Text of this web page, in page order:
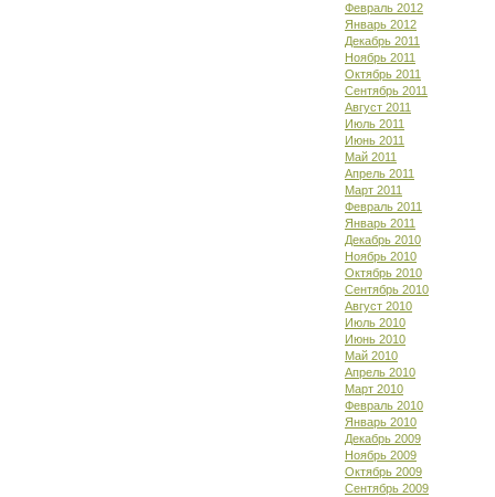
Февраль 2012
Январь 2012
Декабрь 2011
Ноябрь 2011
Октябрь 2011
Сентябрь 2011
Август 2011
Июль 2011
Июнь 2011
Май 2011
Апрель 2011
Март 2011
Февраль 2011
Январь 2011
Декабрь 2010
Ноябрь 2010
Октябрь 2010
Сентябрь 2010
Август 2010
Июль 2010
Июнь 2010
Май 2010
Апрель 2010
Март 2010
Февраль 2010
Январь 2010
Декабрь 2009
Ноябрь 2009
Октябрь 2009
Сентябрь 2009